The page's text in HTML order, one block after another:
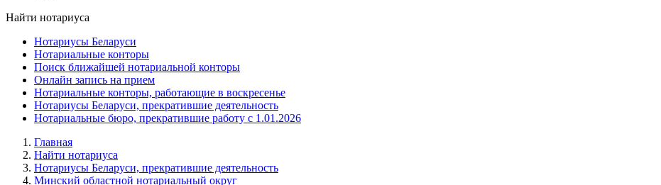
Найти нотариуса
Нотариусы Беларуси
Нотариальные конторы
Поиск ближайшей нотариальной конторы
Онлайн запись на прием
Нотариальные конторы, работающие в воскресенье
Нотариусы Беларуси, прекратившие деятельность
Нотариальные бюро, прекратившие работу с 1.01.2026
Главная
Найти нотариуса
Нотариусы Беларуси, прекратившие деятельность
Минский областной нотариальный округ